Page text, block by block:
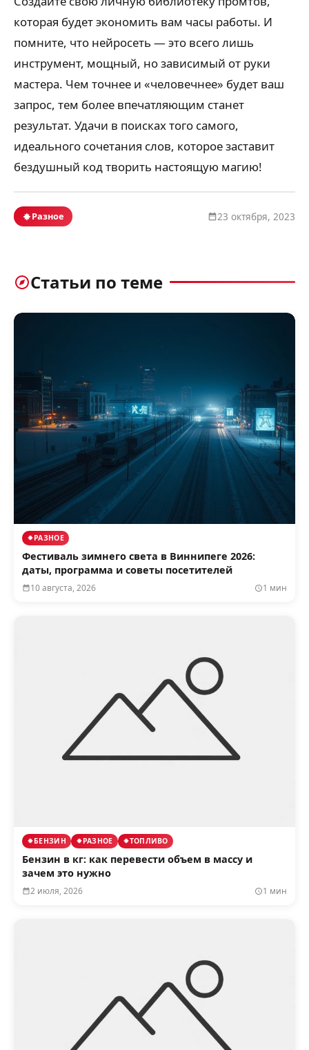
которая будет экономить вам часы работы. И
помните, что нейросеть — это всего лишь
инструмент, мощный, но зависимый от руки
мастера. Чем точнее и «человечнее» будет ваш
запрос, тем более впечатляющим станет
результат. Удачи в поисках того самого,
идеального сочетания слов, которое заставит
бездушный код творить настоящую магию!
Разное 23 октября, 2023
Статьи по теме
РАЗНОЕ
Фестиваль зимнего света в Виннипеге 2026:
даты, программа и советы посетителей
10 августа, 2026 1 мин
БЕНЗИН РАЗНОЕ ТОПЛИВО
Бензин в кг: как перевести объем в массу и
зачем это нужно
2 июля, 2026 1 мин